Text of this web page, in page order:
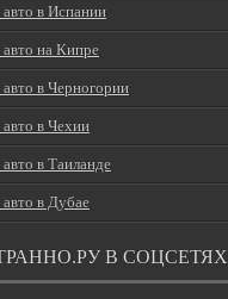
в Испании
на Кипре
в Черногории
в Чехии
в Таиланде
в Дубае
В СОЦСЕТЯХ